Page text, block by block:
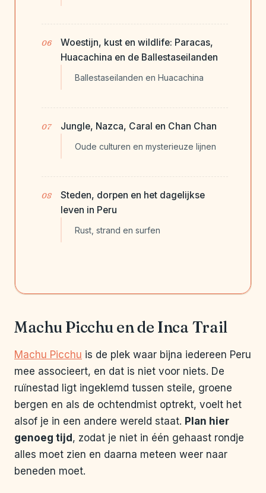
Woestijn, kust en wildlife: Paracas,
Huacachina en de Ballestaseilanden
Ballestaseilanden en Huacachina
Jungle, Nazca, Caral en Chan Chan
Oude culturen en mysterieuze lijnen
Steden, dorpen en het dagelijkse
leven in Peru
Rust, strand en surfen
Machu Picchu en de Inca Trail
Machu Picchu is de plek waar bijna iedereen Peru
mee associeert, en dat is niet voor niets. De
ruïnestad ligt ingeklemd tussen steile, groene
bergen en als de ochtendmist optrekt, voelt het
alsof je in een andere wereld staat. Plan hier
genoeg tijd , zodat je niet in één gehaast rondje
alles moet zien en daarna meteen weer naar
beneden moet.